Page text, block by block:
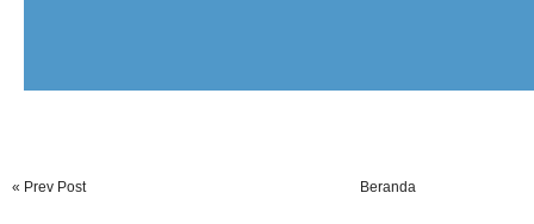
« Prev Post Beranda